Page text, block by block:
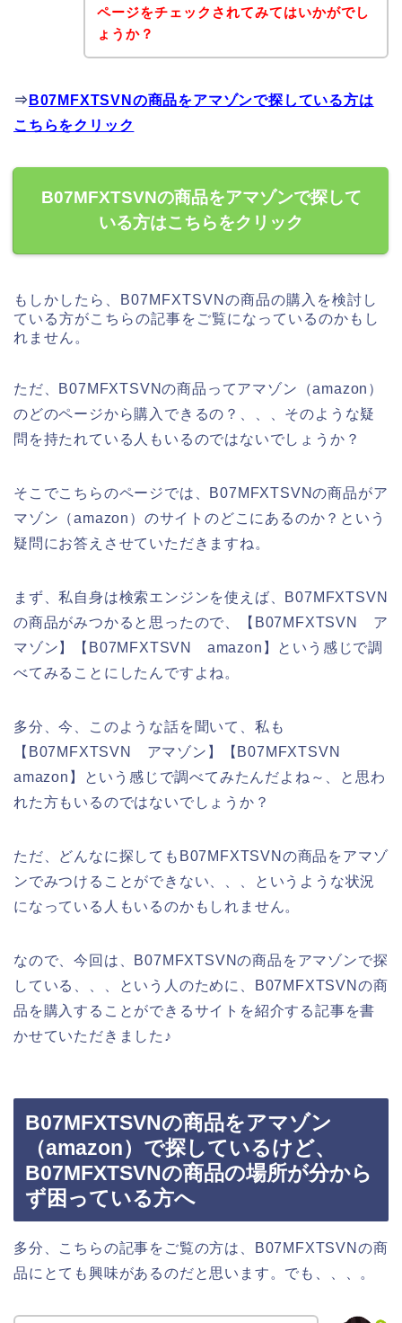
ページをチェックされてみてはいかがでし
ょうか？
⇒ B07MFXTSVNの商品をアマゾンで探している方は
こちらをクリック
B07MFXTSVNの商品をアマゾンで探して
いる方はこちらをクリック
もしかしたら、B07MFXTSVNの商品の購入を検討し
ている方がこちらの記事をご覧になっているのかもし
れません。
ただ、B07MFXTSVNの商品ってアマゾン（amazon）
のどのページから購入できるの？、、、そのような疑
問を持たれている人もいるのではないでしょうか？
そこでこちらのページでは、B07MFXTSVNの商品がア
マゾン（amazon）のサイトのどこにあるのか？という
疑問にお答えさせていただきますね。
まず、私自身は検索エンジンを使えば、B07MFXTSVN
の商品がみつかると思ったので、【B07MFXTSVN ア
マゾン】【B07MFXTSVN amazon】という感じで調
べてみることにしたんですよね。
多分、今、このような話を聞いて、私も
【B07MFXTSVN アマゾン】【B07MFXTSVN
amazon】という感じで調べてみたんだよね～、と思わ
れた方もいるのではないでしょうか？
ただ、どんなに探してもB07MFXTSVNの商品をアマゾ
ンでみつけることができない、、、というような状況
になっている人もいるのかもしれません。
なので、今回は、B07MFXTSVNの商品をアマゾンで探
している、、、という人のために、B07MFXTSVNの商
品を購入することができるサイトを紹介する記事を書
かせていただきました♪
B07MFXTSVNの商品をアマゾン
（amazon）で探しているけど、
B07MFXTSVNの商品の場所が分から
ず困っている方へ
多分、こちらの記事をご覧の方は、B07MFXTSVNの商
品にとても興味があるのだと思います。でも、、、。